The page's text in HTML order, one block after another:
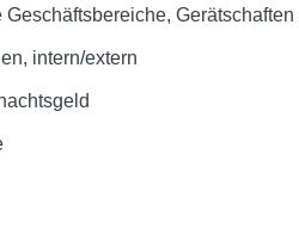
intern/extern